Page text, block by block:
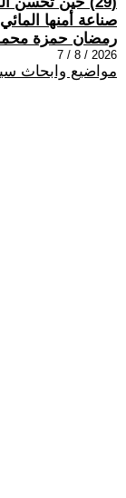
صناعة أمنها
رمضان حمزة
2026 / 8 / 7
مواضيع وابحاث